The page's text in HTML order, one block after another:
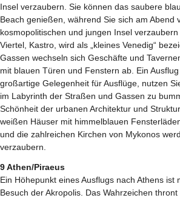
Insel verzaubern. Sie können das saubere
Beach genießen, während Sie sich am Abend
kosmopolitischen und jungen Insel
Viertel, Kastro, wird als „kleines Venedig“
Gassen wechseln sich Geschäfte und
mit blauen Türen und Fenstern ab. Ein
großartige Gelegenheit für Ausflüge, nutzen
im Labyrinth der Straßen und Gassen zu
Schönheit der urbanen Architektur und
weißen Häuser mit himmelblauen
und die zahlreichen Kirchen von Mykonos
verzaubern.
9 Athen/Piraeus
Ein Höhepunkt eines Ausflugs nach Athens ist
Besuch der Akropolis. Das Wahrzeichen